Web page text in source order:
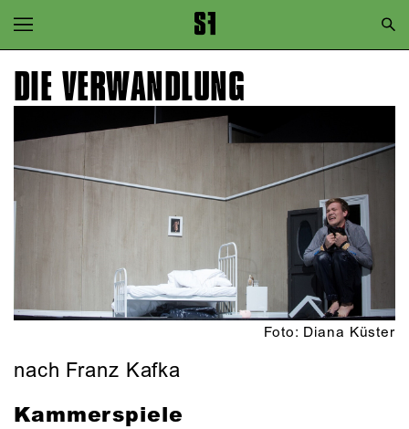
Zur Hauptnavigation springen
Zum Hauptinhalt springen
Zum Footer springen
DIE VERWANDLUNG
Foto: Diana Küster
nach Franz Kafka
Kammerspiele